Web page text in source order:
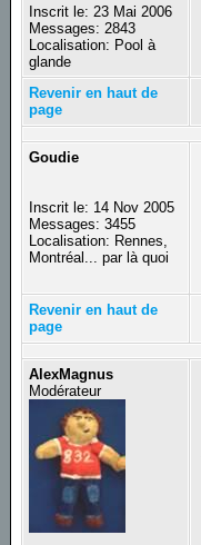
Inscrit le: 23 Mai 2006
Messages: 2843
Localisation: Pool à
glande
Revenir en haut de
page
Goudie
Inscrit le: 14 Nov 2005
Messages: 3455
Localisation: Rennes,
Montréal... par là quoi
Revenir en haut de
page
AlexMagnus
Modérateur